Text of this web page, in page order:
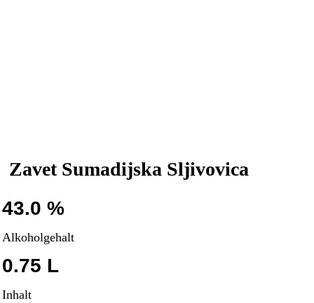
Zavet Sumadijska Sljivovica
43.0 %
Alkoholgehalt
0.75 L
Inhalt